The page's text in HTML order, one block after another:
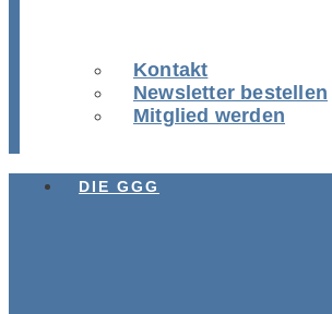
Kontakt
Newsletter bestellen
Mitglied werden
DIE GGG